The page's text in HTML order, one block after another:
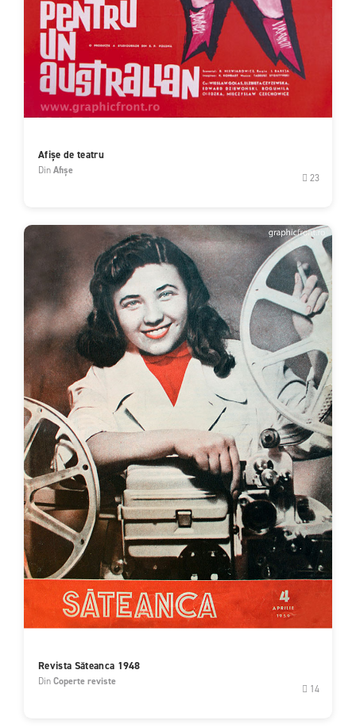
Afișe de teatru
DinAfișe
23
Revista Săteanca 1948
DinCoperte reviste
14